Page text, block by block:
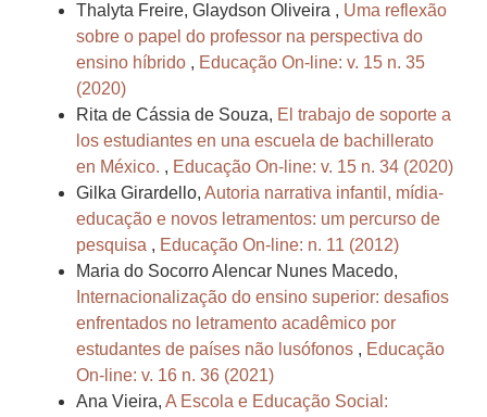
Thalyta Freire, Glaydson Oliveira , Uma reflexão
sobre o papel do professor na perspectiva do
ensino híbrido , Educação On-line: v. 15 n. 35
(2020)
Rita de Cássia de Souza, El trabajo de soporte a
los estudiantes en una escuela de bachillerato
en México. , Educação On-line: v. 15 n. 34 (2020)
Gilka Girardello, Autoria narrativa infantil, mídia-
educação e novos letramentos: um percurso de
pesquisa , Educação On-line: n. 11 (2012)
Maria do Socorro Alencar Nunes Macedo,
Internacionalização do ensino superior: desafios
enfrentados no letramento acadêmico por
estudantes de países não lusófonos , Educação
On-line: v. 16 n. 36 (2021)
Ana Vieira, A Escola e Educação Social: